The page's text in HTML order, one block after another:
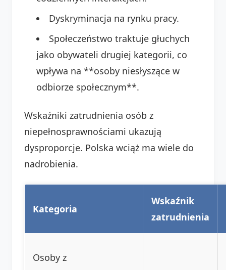
Dyskryminacja na rynku pracy.
Społeczeństwo traktuje głuchych
jako obywateli drugiej kategorii, co
wpływa na **osoby niesłyszące w
odbiorze społecznym**.
Wskaźniki zatrudnienia osób z
niepełnosprawnościami ukazują
dysproporcje. Polska wciąż ma wiele do
nadrobienia.
Kategoria
Wskaźnik
zatrudnienia
Osoby z